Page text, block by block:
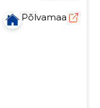
Põlvamaa